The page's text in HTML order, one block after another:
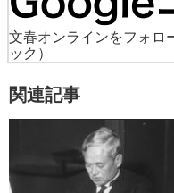
文春オンラインをフォロ
ック）
関連記事